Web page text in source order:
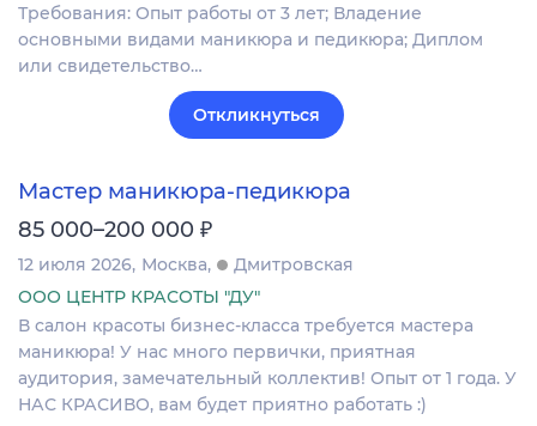
Требования: Опыт работы от 3 лет; Владение
основными видами маникюра и педикюра; Диплом
или свидетельство…
Откликнуться
Мастер маникюра-педикюра
85 000–200 000 ₽
12 июля 2026 Москва
Дмитровская
ООО ЦЕНТР КРАСОТЫ "ДУ"
В салон красоты бизнес-класса требуется мастера
маникюра! У нас много первички, приятная
аудитория, замечательный коллектив! Опыт от 1 года. У
НАС КРАСИВО, вам будет приятно работать :)